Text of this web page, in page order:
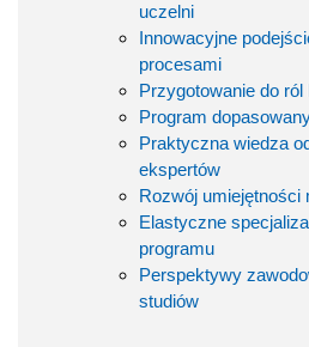
uczelni
Innowacyjne
procesami
Przygotowanie do
Program
Praktyczna wiedza
ekspertów
Rozwój
Elastyczne
programu
Perspektywy
studiów